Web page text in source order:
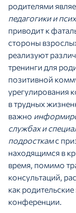
родителями
педагогики и
приводит к
стороны
реализуют
тренинги для
позитивной
урегулирования
в трудных
важно
службах и
подросткамс
находящимся в
время, помимо
консультаций,
как
конференции.